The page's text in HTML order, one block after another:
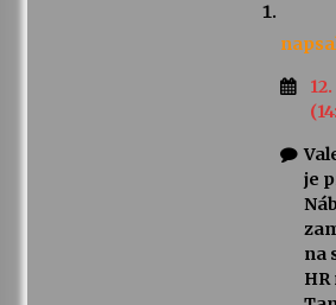
je
na
HR